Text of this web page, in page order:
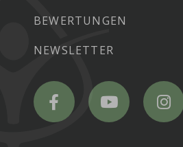
BEWERTUNGEN
NEWSLETTER
Hotel
Ritzlerhof
on
Facebook
Hotel
Ritzlerhof
on
YouTube